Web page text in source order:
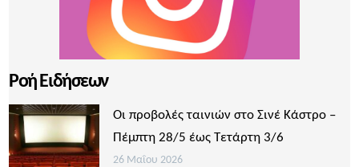
Ροή Ειδήσεων
Οι προβολές ταινιών στο Σινέ Κάστρο –
Πέμπτη 28/5 έως Τετάρτη 3/6
26 Μαΐου 2026